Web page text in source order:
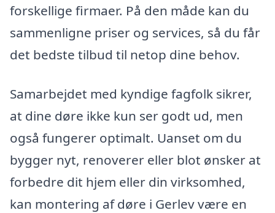
forskellige firmaer. På den måde kan du
sammenligne priser og services, så du får
det bedste tilbud til netop dine behov.
Samarbejdet med kyndige fagfolk sikrer,
at dine døre ikke kun ser godt ud, men
også fungerer optimalt. Uanset om du
bygger nyt, renoverer eller blot ønsker at
forbedre dit hjem eller din virksomhed,
kan montering af døre i Gerlev være en